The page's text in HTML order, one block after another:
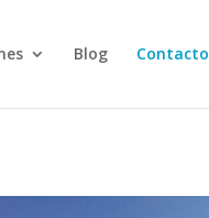
Blog Contacto